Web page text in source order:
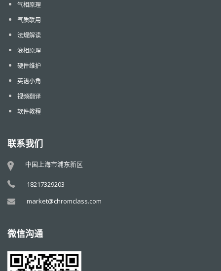
气相原理
气质联用
法规解读
液相原理
硬件维护
英语小角
视频翻译
软件教程
联系我们
中国上海市浦东新区
18217329203
market@chromclass.com
微信沟通